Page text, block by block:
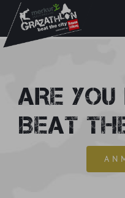
Zum
Inhalt
springen
ARE YOU
BEAT